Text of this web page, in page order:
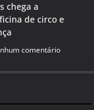
chega a
de circo e
comentário